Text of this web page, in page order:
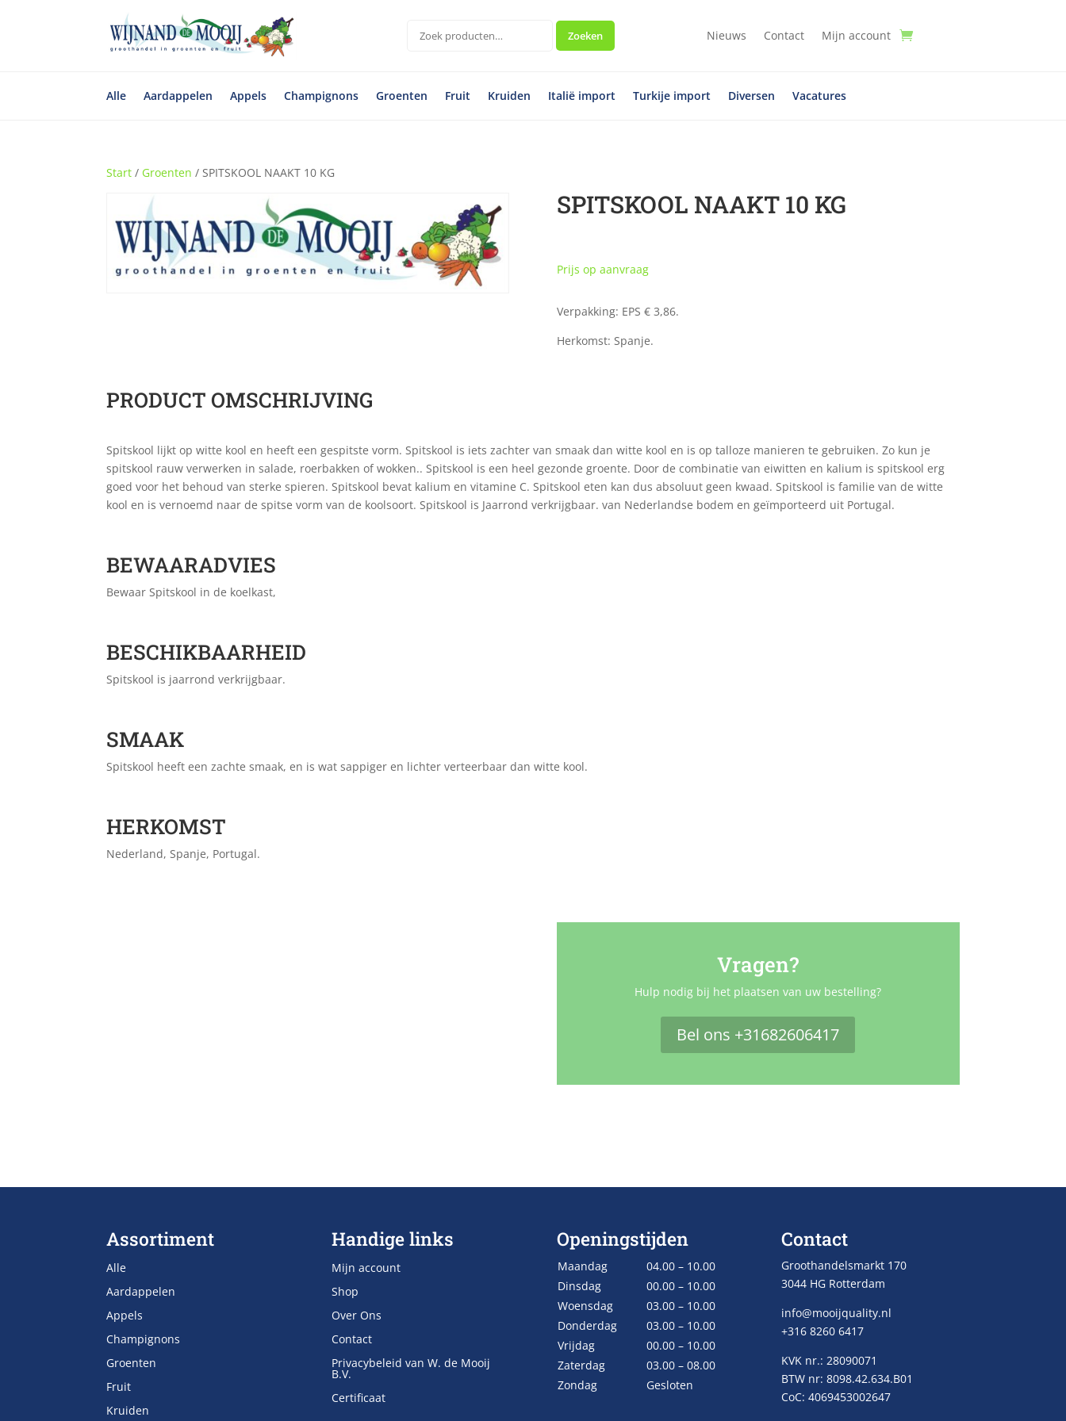
Zoeken
Zoeken Nieuws Contact Mijn account
Alle Aardappelen Appels Champignons Groenten Fruit Kruiden Italië import Turkije import Diversen Vacatures
Start / Groenten / SPITSKOOL NAAKT 10 KG
SPITSKOOL NAAKT 10 KG
Prijs op aanvraag
Verpakking: EPS € 3,86.
Herkomst: Spanje.
PRODUCT OMSCHRIJVING
Spitskool lijkt op witte kool en heeft een gespitste vorm. Spitskool is iets zachter van smaak dan witte kool en is op talloze manieren te gebruiken. Zo kun je
spitskool rauw verwerken in salade, roerbakken of wokken.. Spitskool is een heel gezonde groente. Door de combinatie van eiwitten en kalium is spitskool erg
goed voor het behoud van sterke spieren. Spitskool bevat kalium en vitamine C. Spitskool eten kan dus absoluut geen kwaad. Spitskool is familie van de witte
kool en is vernoemd naar de spitse vorm van de koolsoort. Spitskool is Jaarrond verkrijgbaar. van Nederlandse bodem en geïmporteerd uit Portugal.
BEWAARADVIES
Bewaar Spitskool in de koelkast,
BESCHIKBAARHEID
Spitskool is jaarrond verkrijgbaar.
SMAAK
Spitskool heeft een zachte smaak, en is wat sappiger en lichter verteerbaar dan witte kool.
HERKOMST
Nederland, Spanje, Portugal.
Vragen?
Hulp nodig bij het plaatsen van uw bestelling?
Bel ons +31682606417
Assortiment
Alle
Aardappelen
Appels
Champignons
Groenten
Fruit
Kruiden
Handige links
Mijn account
Shop
Over Ons
Contact
Privacybeleid van W. de Mooij
B.V.
Certificaat
Openingstijden
Maandag
04.00 – 10.00
Dinsdag
00.00 – 10.00
Woensdag
03.00 – 10.00
Donderdag
03.00 – 10.00
Vrijdag
00.00 – 10.00
Zaterdag
03.00 – 08.00
Zondag
Gesloten
Contact
Groothandelsmarkt 170
3044 HG Rotterdam
info@mooijquality.nl
+316 8260 6417
KVK nr.: 28090071
BTW nr: 8098.42.634.B01
CoC: 4069453002647